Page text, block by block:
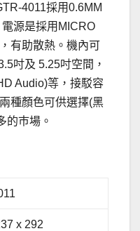
4011採用0.6MM
源是採用MICRO
有助散熱。機內可
吋及 5.25吋空間，
Audio)等，接駁容
種顏色可供選擇(黑
的巿場。
x 292